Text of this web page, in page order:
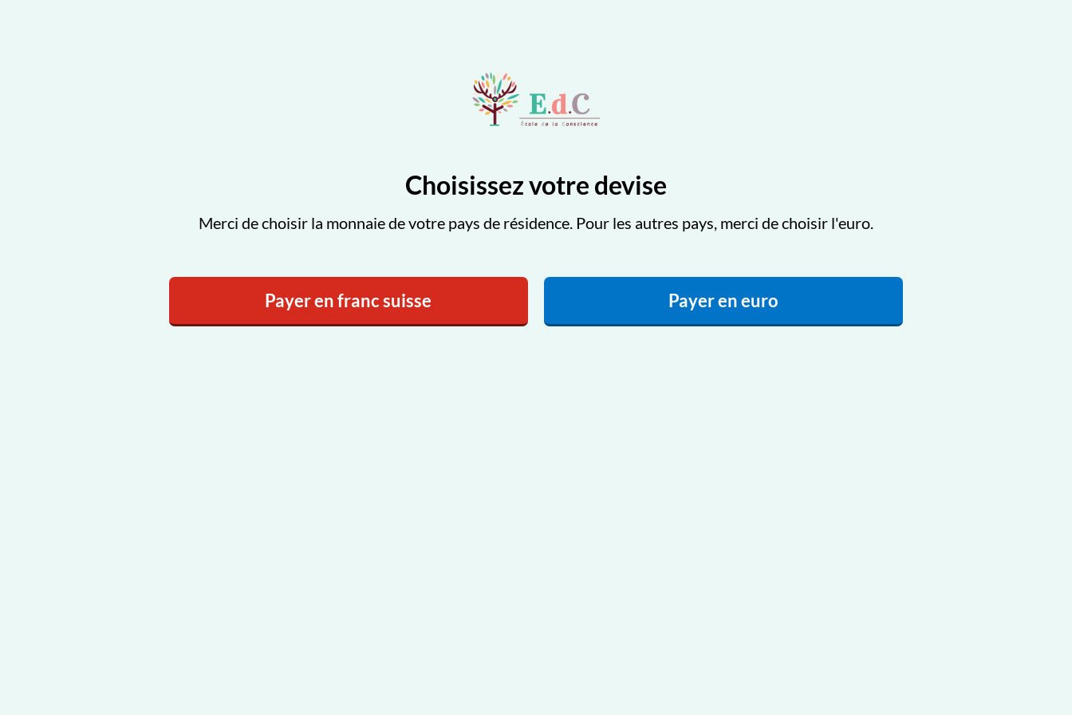
Choisissez votre devise
Merci de choisir la monnaie de votre pays de résidence. Pour les autres pays, merci de choisir l'euro.
Payer en franc suisse Payer en euro